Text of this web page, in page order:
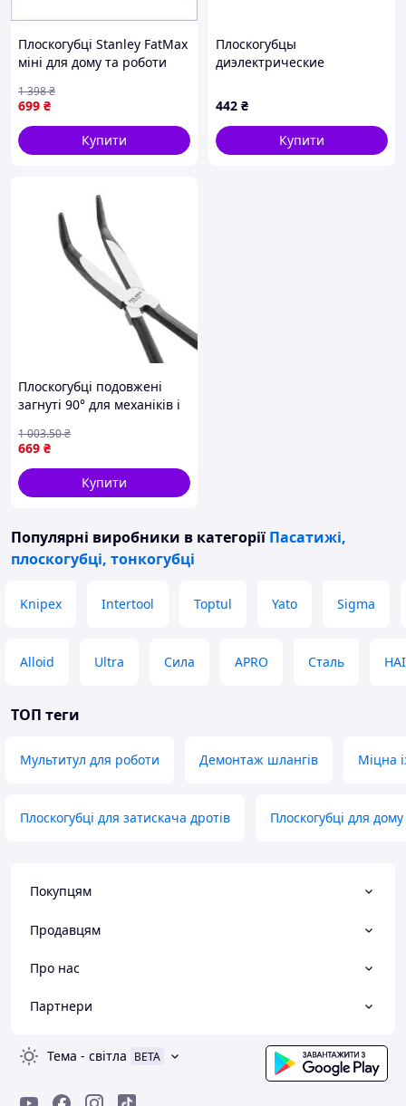
Плоскогубці Stanley FatMax
міні для дому та роботи
мм
699 ₴
1 398₴
Купити
Плоскогубцы
диэлектрические
CrV6150/HRC 50~55 27-
0200, 35MX13C844
442 ₴
Купити
Плоскогубці подовжені
загнуті 90° для механіків і
ергономічними ручками
280 мм FLAME
669 ₴
1 003.50₴
Купити
Популярні виробники в категорії Пасатижі,
плоскогубці, тонкогубці
Knipex Intertool Toptul Yato Sigma
Alloid Ultra Сила APRO Сталь
ТОП теги
Мультитул для роботи Демонтаж шлангів Міцна
Плоскогубці для затискача дротів Плоскогубці для
Покупцям
Продавцям
Про нас
Партнери
Тема - світла BETA